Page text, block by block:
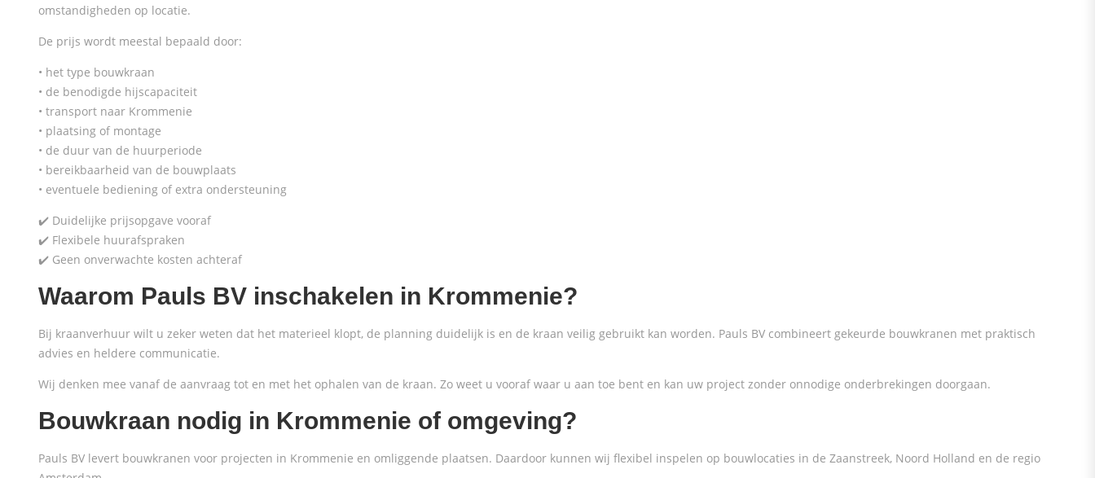
omstandigheden op locatie.
De prijs wordt meestal bepaald door:
• het type bouwkraan
• de benodigde hijscapaciteit
• transport naar Krommenie
• plaatsing of montage
• de duur van de huurperiode
• bereikbaarheid van de bouwplaats
• eventuele bediening of extra ondersteuning
✔️ Duidelijke prijsopgave vooraf
✔️ Flexibele huurafspraken
✔️ Geen onverwachte kosten achteraf
Waarom Pauls BV inschakelen in Krommenie?
Bij kraanverhuur wilt u zeker weten dat het materieel klopt, de planning duidelijk is en de kraan veilig gebruikt kan worden. Pauls BV combineert gekeurde bouwkranen met praktisch
advies en heldere communicatie.
Wij denken mee vanaf de aanvraag tot en met het ophalen van de kraan. Zo weet u vooraf waar u aan toe bent en kan uw project zonder onnodige onderbrekingen doorgaan.
Bouwkraan nodig in Krommenie of omgeving?
Pauls BV levert bouwkranen voor projecten in Krommenie en omliggende plaatsen. Daardoor kunnen wij flexibel inspelen op bouwlocaties in de Zaanstreek, Noord Holland en de regio